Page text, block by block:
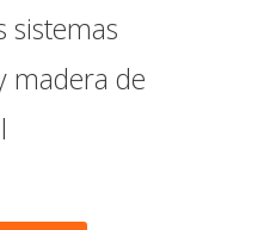
sistemas
madera de